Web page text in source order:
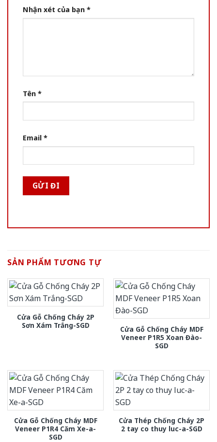
Nhận xét của bạn *
Tên *
Email *
SẢN PHẨM TƯƠNG TỰ
Cửa Gỗ Chống Cháy 2P
Sơn Xám Trắng-SGD
Cửa Gỗ Chống Cháy MDF
Veneer P1R5 Xoan Đào-
SGD
Cửa Gỗ Chống Cháy MDF
Veneer P1R4 Căm Xe-a-
SGD
Cửa Thép Chống Cháy 2P
2 tay co thuy luc-a-SGD